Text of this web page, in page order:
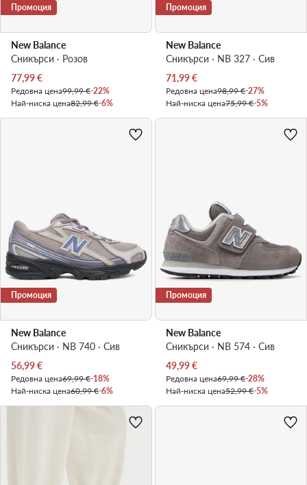
Промоция
New Balance
Сникърси · Розов
Актуална цена
77,99€
Редовна цена99,99 €-22%
Най-ниска цена82,99 €-6%
Промоция
New Balance
Сникърси · NB 327 · Сив
Актуална цена
71,99€
Редовна цена98,99 €-27%
Най-ниска цена75,99 €-5%
Промоция
New Balance
Сникърси · NB 740 · Сив
Актуална цена
56,99€
Редовна цена69,99 €-18%
Най-ниска цена60,99 €-6%
Промоция
New Balance
Сникърси · NB 574 · Сив
Актуална цена
49,99€
Редовна цена69,99 €-28%
Най-ниска цена52,99 €-5%